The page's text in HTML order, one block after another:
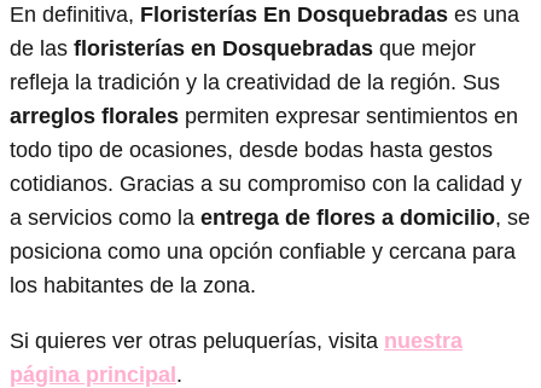
En definitiva, Floristerías En Dosquebradas es una
de las floristerías en Dosquebradas que mejor
refleja la tradición y la creatividad de la región. Sus
arreglos florales permiten expresar sentimientos en
todo tipo de ocasiones, desde bodas hasta gestos
cotidianos. Gracias a su compromiso con la calidad y
a servicios como la entrega de flores a domicilio, se
posiciona como una opción confiable y cercana para
los habitantes de la zona.
Si quieres ver otras peluquerías, visita nuestra
página principal.